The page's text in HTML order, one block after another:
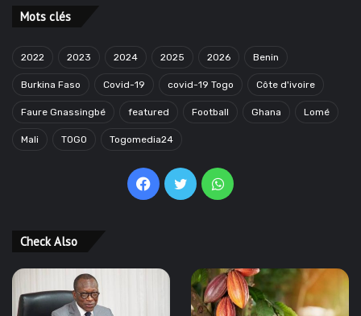
Mots clés
2022 2023 2024 2025 2026 Benin
Burkina Faso Covid-19 covid-19 Togo Côte d'ivoire
Faure Gnassingbé featured Football Ghana Lomé
Mali TOGO Togomedia24
Facebook
TwitterWhatsApp
Check Also